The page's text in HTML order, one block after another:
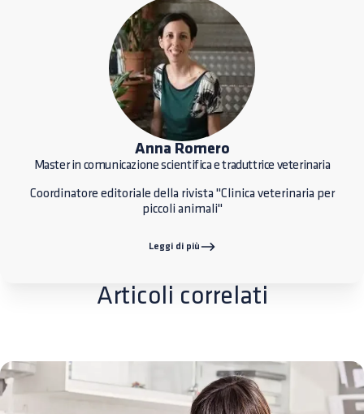
Anna Romero
Master in comunicazione scientifica e traduttrice veterinaria
Coordinatore editoriale della rivista "Clinica veterinaria per
piccoli animali"
Leggi di più
Articoli correlati